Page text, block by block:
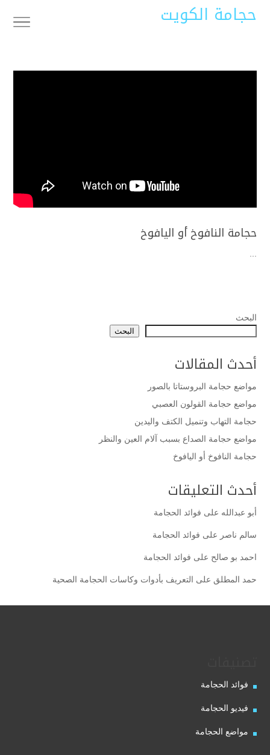
حجامة الكويت
حجامة النافوخ أو اليافوخ
...
البحث
البحث
أحدث المقالات
مواضع حجامة البروستاتا بالصور
مواضع حجامة القولون العصبي
حجامة التهاب وتنميل الكتف واليدين
مواضع حجامة الصداع بسبب آلام العين والنظر
حجامة النافوخ أو اليافوخ
أحدث التعليقات
أبو عبدالله على فوائد الحجامة
سالم ناصر على فوائد الحجامة
احمد بو صالح على فوائد الحجامة
حمد المطلق على التعريف بأدوات وكاسات الحجامة الصحية
فوائد الحجامة
فيديو الحجامة
مواضع الحجامة